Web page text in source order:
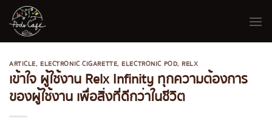
Skip
content
ARTICLE,ELECTRONIC CIGARETTE,ELECTRONIC POD,RELX
เข้าใจ ผู้ใช้งาน Relx Infinity ทุกความต้องการ
ของผู้ใช้งาน เพื่อสิ่งที่ดีกว่าในชีวิต